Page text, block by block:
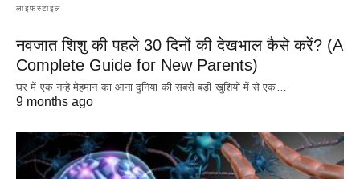
लाइफस्टाइल
नवजात शिशु की पहले 30 दिनों की देखभाल कैसे करें? (A
Complete Guide for New Parents)
घर में एक नन्हे मेहमान का आना दुनिया की सबसे बड़ी खुशियों में से एक…
9 months ago